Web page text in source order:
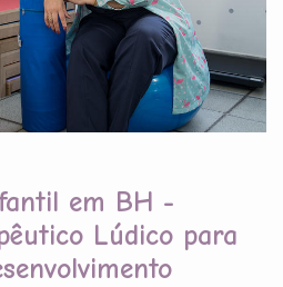
em BH -
Lúdico para